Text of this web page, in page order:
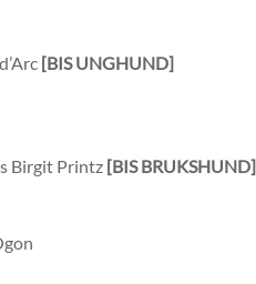
[BIS UNGHUND]
Birgit Printz [BIS BRUKSHUND]